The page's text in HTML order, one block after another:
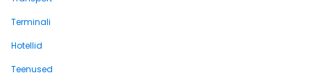
Terminali
Hotellid
Teenused